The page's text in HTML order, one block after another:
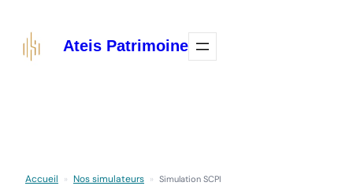
contenu
Ateis Patrimoine
Accueil » Nos simulateurs » Simulation SCPI